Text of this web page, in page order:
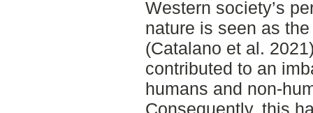
Western society’s
nature is seen as
(Catalano et al.
contributed to an
humans and non-
Consequently, this